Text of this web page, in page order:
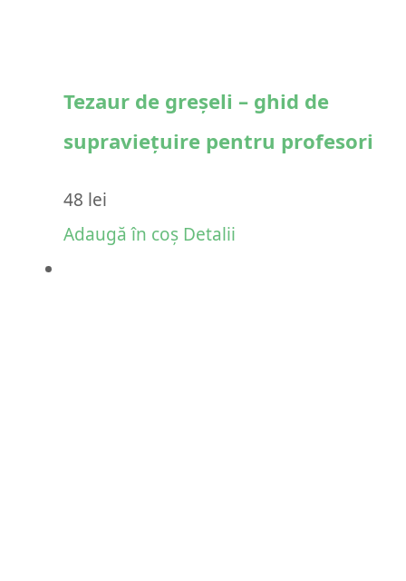
Tezaur de greșeli – ghid de
supraviețuire pentru profesori
48 lei
Adaugă în coș Detalii